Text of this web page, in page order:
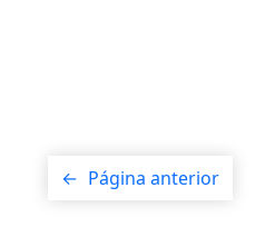
← Página anterior